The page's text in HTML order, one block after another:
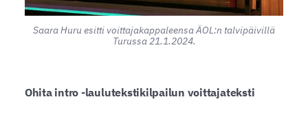
Saara Huru esitti voittajakappaleensa ÄOL:n talvipäivillä
Turussa 21.1.2024.
Ohita intro -laulutekstikilpailun voittajateksti